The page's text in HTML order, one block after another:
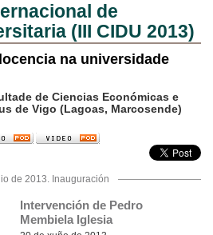
de
(III CIDU 2013)
na universidade
de Ciencias Económicas e
de Vigo (Lagoas, Marcosende)
de 2013. Inauguración
Intervención de Pedro
Membiela Iglesia